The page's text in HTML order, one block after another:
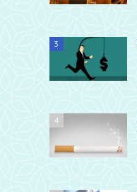
3
4